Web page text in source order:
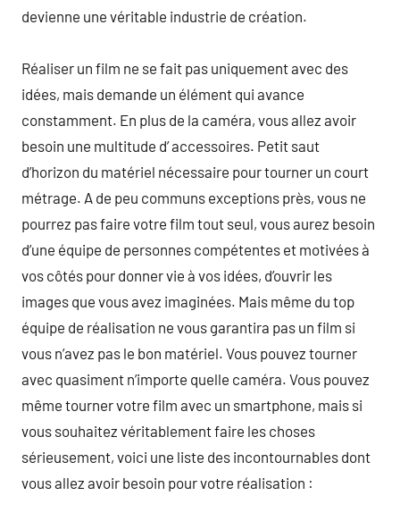
devienne une véritable industrie de création.
Réaliser un film ne se fait pas uniquement avec des
idées, mais demande un élément qui avance
constamment. En plus de la caméra, vous allez avoir
besoin une multitude d’ accessoires. Petit saut
d’horizon du matériel nécessaire pour tourner un court
métrage. A de peu communs exceptions près, vous ne
pourrez pas faire votre film tout seul, vous aurez besoin
d’une équipe de personnes compétentes et motivées à
vos côtés pour donner vie à vos idées, d’ouvrir les
images que vous avez imaginées. Mais même du top
équipe de réalisation ne vous garantira pas un film si
vous n’avez pas le bon matériel. Vous pouvez tourner
avec quasiment n’importe quelle caméra. Vous pouvez
même tourner votre film avec un smartphone, mais si
vous souhaitez véritablement faire les choses
sérieusement, voici une liste des incontournables dont
vous allez avoir besoin pour votre réalisation :